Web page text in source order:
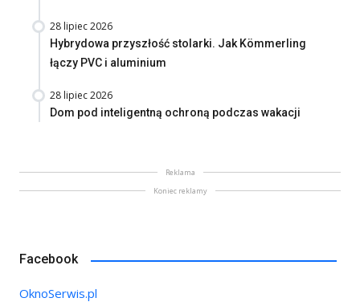
28 lipiec 2026
Hybrydowa przyszłość stolarki. Jak Kömmerling
łączy PVC i aluminium
28 lipiec 2026
Dom pod inteligentną ochroną podczas wakacji
Reklama
Koniec reklamy
Facebook
OknoSerwis.pl